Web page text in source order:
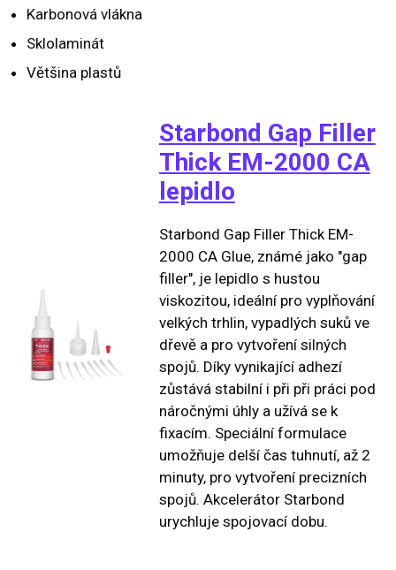
Karbonová vlákna
Sklolaminát
Většina plastů
Starbond Gap Filler
Thick EM-2000 CA
lepidlo
Starbond Gap Filler Thick EM-
2000 CA Glue, známé jako "gap
filler", je lepidlo s hustou
viskozitou, ideální pro vyplňování
velkých trhlin, vypadlých suků ve
dřevě a pro vytvoření silných
spojů. Díky vynikající adhezí
zůstává stabilní i při při práci pod
náročnými úhly a užívá se k
fixacím. Speciální formulace
umožňuje delší čas tuhnutí, až 2
minuty, pro vytvoření precizních
spojů. Akcelerátor Starbond
urychluje spojovací dobu.